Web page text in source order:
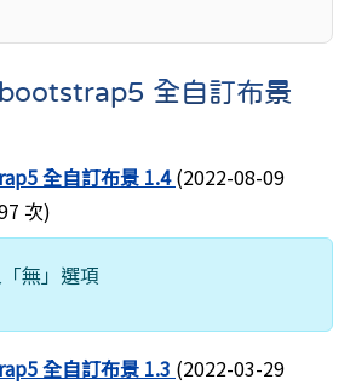
全自訂布景
全自訂布景 1.4(2022-08-09
次)
無」選項
全自訂布景 1.3 (2022-03-29